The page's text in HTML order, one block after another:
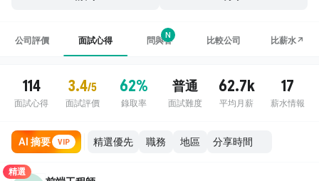
公司評價 面試心得 問與答
N
比較公司 比薪水↗
114
面試心得
3.4/5
面試評價
62%
錄取率
普通
面試難度
62.7k
平均月薪
17
薪水情報
AI 摘要 VIP 職務 地區
精選